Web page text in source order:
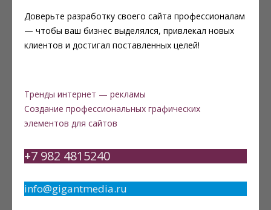
Доверьте разработку своего сайта профессионалам
— чтобы ваш бизнес выделялся, привлекал новых
клиентов и достигал поставленных целей!
Навигация
по
записям
Тренды интернет — рекламы
Создание профессиональных графических
элементов для сайтов
+7 982 4815240
info@gigantmedia.ru